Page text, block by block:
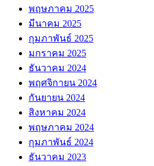
พฤษภาคม 2025
มีนาคม 2025
กุมภาพันธ์ 2025
มกราคม 2025
ธันวาคม 2024
พฤศจิกายน 2024
กันยายน 2024
สิงหาคม 2024
พฤษภาคม 2024
กุมภาพันธ์ 2024
ธันวาคม 2023